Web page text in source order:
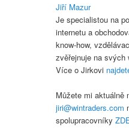
Jiří Mazur
Je specialistou na
internetu a
know-how,
zvěřejnuje na svých
Více o Jirkovi
Můžete mi aktuálně
jiri@wintraders.com
spolupracovníky